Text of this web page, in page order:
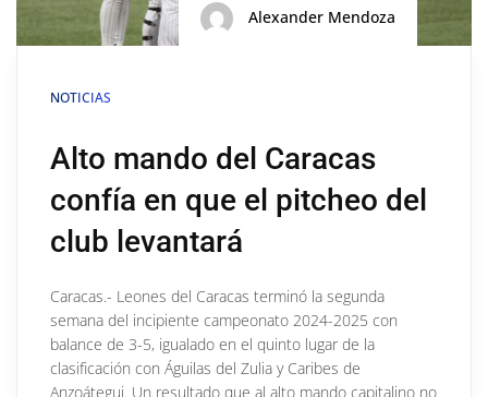
Alexander Mendoza
NOTICIAS
Alto mando del Caracas
confía en que el pitcheo del
club levantará
Caracas.- Leones del Caracas terminó la segunda
semana del incipiente campeonato 2024-2025 con
balance de 3-5, igualado en el quinto lugar de la
clasificación con Águilas del Zulia y Caribes de
Anzoátegui. Un resultado que al alto mando capitalino no